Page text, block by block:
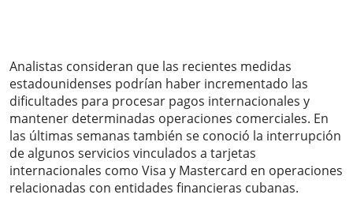
Analistas consideran que las recientes medidas
estadounidenses podrían haber incrementado las
dificultades para procesar pagos internacionales y
mantener determinadas operaciones comerciales. En
las últimas semanas también se conoció la interrupción
de algunos servicios vinculados a tarjetas
internacionales como Visa y Mastercard en operaciones
relacionadas con entidades financieras cubanas.